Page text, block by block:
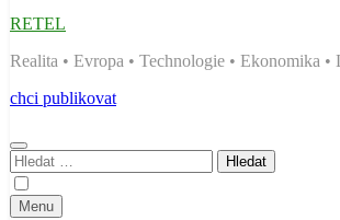
RETEL
Realita • Evropa • Technologie • Ekonomika •
chci publikovat
Vyhledávání
Menu